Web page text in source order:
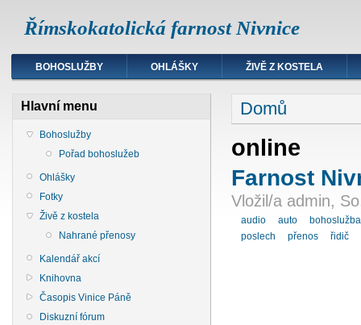
Římskokatolická farnost Nivnice
BOHOSLUŽBY OHLÁŠKY ŽIVĚ Z KOSTELA
Hlavní menu
Bohoslužby
Pořad bohoslužeb
Ohlášky
Fotky
Živě z kostela
Nahrané přenosy
Kalendář akcí
Knihovna
Časopis Vinice Páně
Diskuzní fórum
Domů
online
Farnost
Vložil/a admin,
audio auto
bohoslužba
poslech
přenos řidič